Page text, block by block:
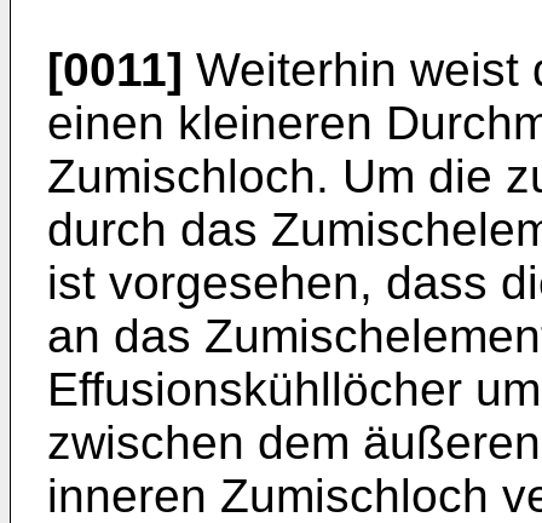
[0011] Weiterhin weist
einen kleineren
Zumischloch. Um die
durch das
ist vorgesehen, dass
an das
Effusionskühllöcher
zwischen dem
inneren Zumischloch